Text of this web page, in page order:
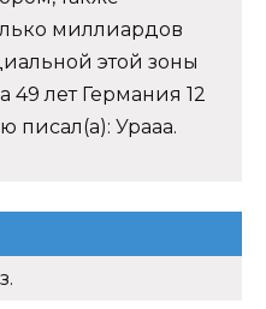
миллиардов
этой зоны
лет Германия 12
писал(а): Урааа.